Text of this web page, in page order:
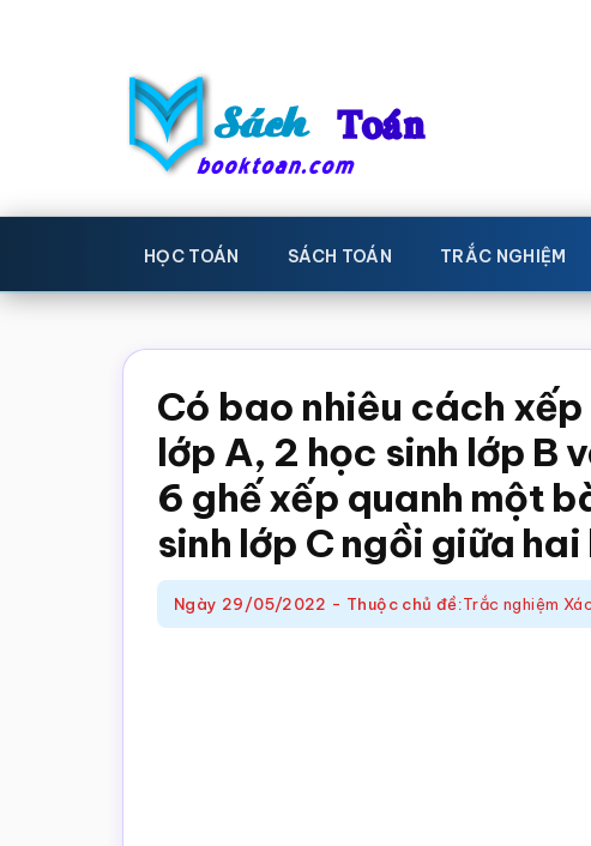
Sách
Toán
-
Học
toán
Học
toán,
toán,
Sách
giáo
khoa
Toán,
trắc
nghiệm
Toán
HỌC TOÁN SÁCH TOÁN TRẮC NGHIỆM
Có bao nhiêu cách
lớp A, 2 học sinh lớp B
6 ghế xếp quanh một
sinh lớp C ngồi giữa
Ngày 29/05/2022 - Thuộc chủ đề:Trắc nghiệm